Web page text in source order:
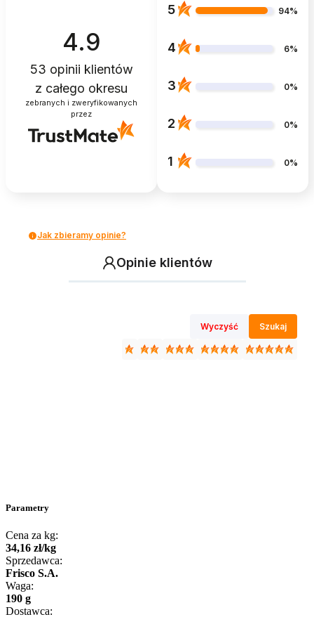
4.9
53 opinii klientów
z całego okresu
zebranych i zweryfikowanych
przez
5 94%
4 6%
3 0%
2 0%
1 0%
Jak zbieramy opinie?
Opinie klientów
Wyczyść Szukaj
Parametry
Cena za kg:
34,16 zł/kg
Sprzedawca:
Frisco S.A.
Waga:
190 g
Dostawca: